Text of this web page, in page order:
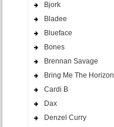
Bjork
Bladee
Blueface
Bones
Brennan Savage
Bring Me The Horizon
Cardi B
Dax
Denzel Curry